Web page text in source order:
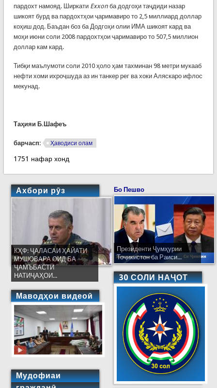
пардохт намояд. Ширкати Exxonба додгоҳи таҷдиди назар
шикоят бурд ва пардохтҳои ҷаримавиро то 2,5 миллиард доллар
коҳиш дод. Баъдан боз ба Додгоҳи олии ИМА шикоят кард ва
моҳи июни соли 2008 пардохтҳои ҷаримавиро то 507,5 миллион
доллар кам кард.
Тибқи маълумоти соли 2010 ҳоло ҳам тахминан 98 метри мукааб
нефти хоми ихроҷшуда аз ин танкер рег ва хоки Аляскаро ифлос
мекунад.
Таҳияи Б.Шафеъ
барчасп: Ҳаводиси олам
1751 нафар хонд
Ахбори рӯз
КҲФ: ҶАЛАСАИ ҲАЙАТИ
МУШОВАРА ОИД БА
ҶАМЪБАСТИ
НАТИҶАҲОИ...
Маводҳои видеоӣ
Мудофиаи
Бо Пешво
Президенти Ҷумҳурии
Тоҷикистон ба Раиси...
30 СОЛИ НАҶОТ